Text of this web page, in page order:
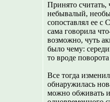
Принято считать,
небывалый,
сопоставлял ее
сама говорила
возможно, чуть
было чему:
то вроде
Все тогда
обнаружилась
можно обживать